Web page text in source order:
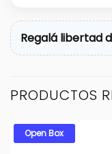
Regalá libertad
PRODUCTOS
Open Box